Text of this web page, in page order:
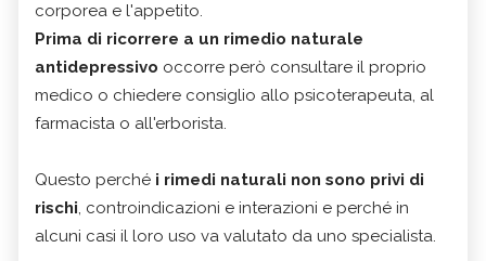
corporea e l'appetito.
Prima di ricorrere a un rimedio naturale
antidepressivo occorre però consultare il proprio
medico o chiedere consiglio allo psicoterapeuta, al
farmacista o all'erborista.
Questo perché i rimedi naturali non sono privi di
rischi, controindicazioni e interazioni e perché in
alcuni casi il loro uso va valutato da uno specialista.